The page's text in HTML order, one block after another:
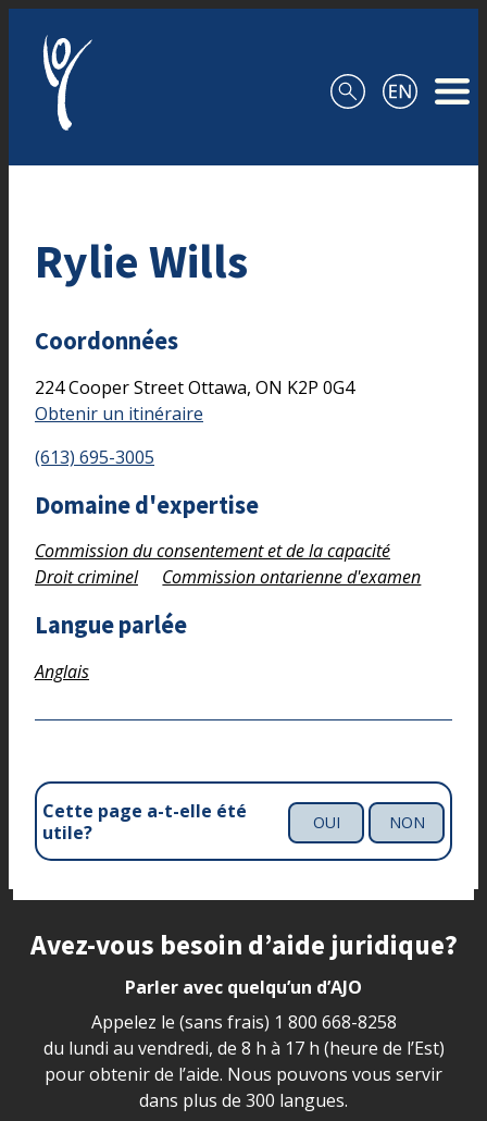
Rylie Wills
Coordonnées
224 Cooper StreetOttawa, ON K2P 0G4
Obtenir un itinéraire
(613) 695-3005
Domaine d'expertise
Commission du consentement et de la capacité
Droit criminel
Commission ontarienne d'examen
Langue parlée
Anglais
Cette page a-t-elle été
utile?
OUI NON
Site footer
Avez-vous besoin d’aide juridique?
Parler avec quelqu’un d’AJO
Appelez le (sans frais) 1 800 668-8258
du lundi au vendredi, de 8 h à 17 h (heure de l’Est)
pour obtenir de l’aide. Nous pouvons vous servir
dans plus de 300 langues.